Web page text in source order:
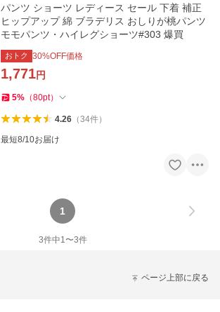
パンツ ショーツ レディース セール 下着 補正
ヒップアップ 綿 ブラデリス おしりが桃パンツ
モモパンツ・ハイレグショーツ#303 爆買
おトク 30%OFF価格
1,771円
5% （80pt）
4.26（34件）
最短8/10お届け
1
3件中1〜3件
ページ上部に戻る